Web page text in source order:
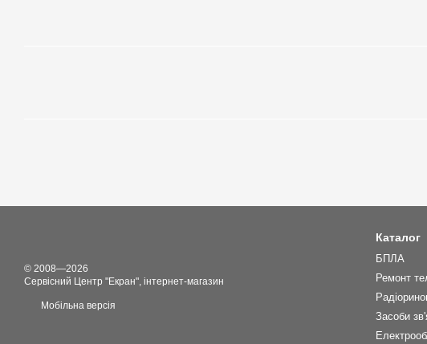
© 2008—2026
Сервісний Центр "Екран", інтернет-магазин
Мобільна версія
Каталог
БПЛА
Ремонт
Засоби